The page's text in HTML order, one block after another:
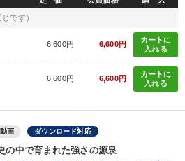
です）
6,600円 6,600円
カートに
入れる
6,600円 6,600円
カートに
入れる
画 ダウンロード対応
の中で育まれた強さの源泉